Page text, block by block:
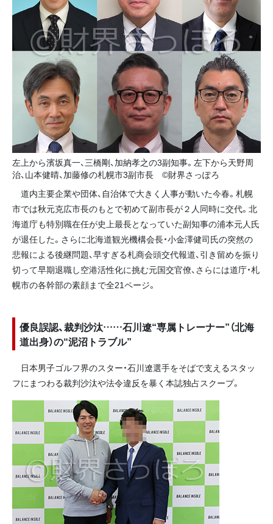
左上から濱坂真一、三橋剛、加納孝之の3副知事。左下から天野周
治、山本健晴、加藤修の札幌市3副市長 ©財界さっぽろ
道内主要企業や団体、自治体で大きく人事が動いた今春。札幌
市では秋元克広市長のもとで初めて副市長が２人同時に交代。北
海道庁も特別職在任が史上最長となっていた副知事の浦本元人氏
が退任した。さらに北海道観光機構会長・小金澤健司氏の突然の
悲報による後継問題、早すぎる札商会頭交代報道、引き留めを振り
切って早期退職し空港活性化に挑む元国交官僚、さらには道庁・札
幌市の各幹部の素顔まで全21ページ。
優良誤認、裁判沙汰……石川遼“専属トレーナー”（北海
道出身）の“泥沼トラブル”
日本男子ゴルフ界のスター・石川遼選手をそばで支えるスタッ
フにまつわる裁判沙汰や法令違反を暴く本誌独占スクープ。